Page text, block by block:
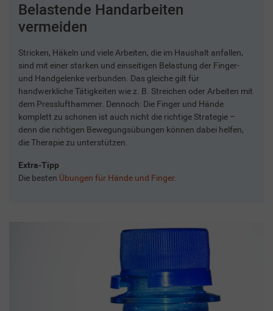
Belastende Handarbeiten
vermeiden
Stricken, Häkeln und viele Arbeiten, die im Haushalt anfallen,
sind mit einer starken und einseitigen Belastung der Finger-
und Handgelenke verbunden. Das gleiche gilt für
handwerkliche Tätigkeiten wie z. B. Streichen oder Arbeiten mit
dem Presslufthammer. Dennoch: Die Finger und Hände
komplett zu schonen ist auch nicht die richtige Strategie –
denn die richtigen Bewegungsübungen können dabei helfen,
die Therapie zu unterstützen.
Extra-Tipp
Die besten Übungen für Hände und Finger.